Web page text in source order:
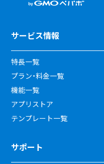
サービス情報
特長一覧
プラン・料金一覧
機能一覧
アプリストア
テンプレート一覧
サポート